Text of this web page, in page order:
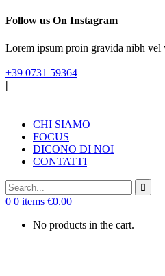
Follow us On Instagram
Lorem ipsum proin gravida nibh vel
+39 0731 59364
|
CHI SIAMO
FOCUS
DICONO DI NOI
CONTATTI
0 0 items €0.00
No products in the cart.